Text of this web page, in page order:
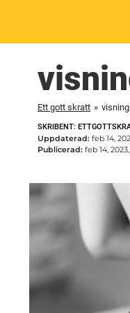
Ett gott skratt »
SKRIBENT:
Uppdaterad: feb 14,
Publicerad: feb 14, 2023,